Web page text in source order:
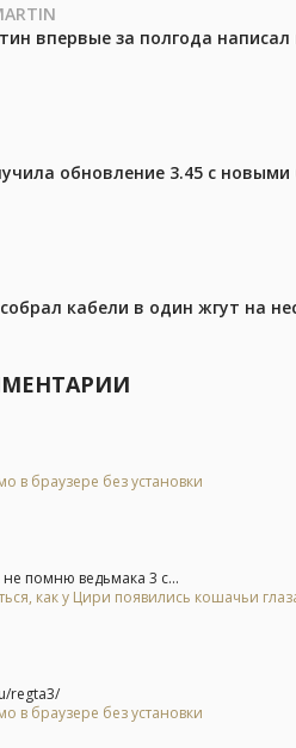
впервые за полгода
обновление 3.45 с
кабели в один жгут на
в браузере без установки
не помню ведьмака 3 с...
как у Цири появились кошачьи
regta3/
в браузере без установки